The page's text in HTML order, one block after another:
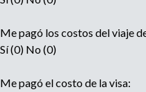
Me pagó los costos del viaje
Sí (0) No (0)
Me pagó el costo de la visa: